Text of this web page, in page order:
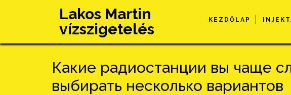
Lakos Martin
vízszigetelés
KEZDŐLAP
Какие радиостанции вы чаще
выбирать несколько вариантов